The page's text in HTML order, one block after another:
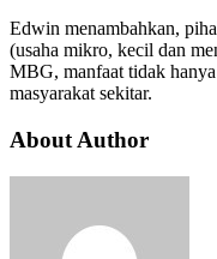
Edwin menambahkan,
(usaha mikro, kecil dan
MBG, manfaat tidak
masyarakat sekitar.
About Author